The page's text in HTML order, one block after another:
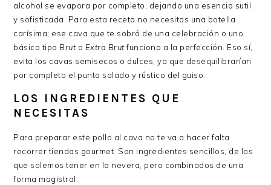
alcohol se evapora por completo, dejando una esencia sutil
y sofisticada. Para esta receta no necesitas una botella
carísima; ese cava que te sobró de una celebración o uno
básico tipo Bruto Extra Brutfunciona a la perfección. Eso sí,
evita los cavas semisecos o dulces, ya que desequilibrarían
por completo el punto salado y rústico del guiso.
LOS INGREDIENTES QUE
NECESITAS
Para preparar este pollo al cava no te va a hacer falta
recorrer tiendas gourmet. Son ingredientes sencillos, de los
que solemos tener en la nevera, pero combinados de una
forma magistral: